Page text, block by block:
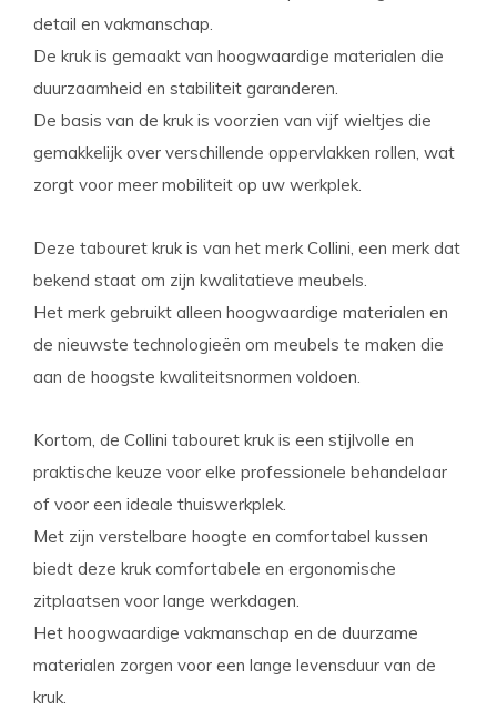
detail en vakmanschap.
De kruk is gemaakt van hoogwaardige materialen die
duurzaamheid en stabiliteit garanderen.
De basis van de kruk is voorzien van vijf wieltjes die
gemakkelijk over verschillende oppervlakken rollen, wat
zorgt voor meer mobiliteit op uw werkplek.
Deze tabouret kruk is van het merk Collini, een merk dat
bekend staat om zijn kwalitatieve meubels.
Het merk gebruikt alleen hoogwaardige materialen en
de nieuwste technologieën om meubels te maken die
aan de hoogste kwaliteitsnormen voldoen.
Kortom, de Collini tabouret kruk is een stijlvolle en
praktische keuze voor elke professionele behandelaar
of voor een ideale thuiswerkplek.
Met zijn verstelbare hoogte en comfortabel kussen
biedt deze kruk comfortabele en ergonomische
zitplaatsen voor lange werkdagen.
Het hoogwaardige vakmanschap en de duurzame
materialen zorgen voor een lange levensduur van de
kruk.